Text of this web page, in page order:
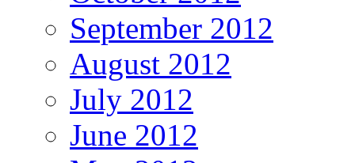
September 2012
August 2012
July 2012
June 2012